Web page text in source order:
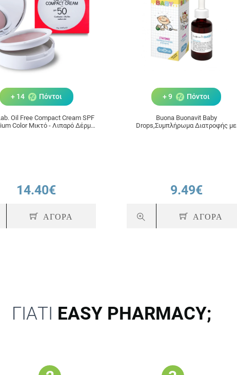
+ 14 Πόντοι
Oil Free Compact Cream SPF
Color Μικτό - Λιπαρό Δέρμα
14.40€
ΑΓΟΡΑ
+ 9 Πόντοι
Buona Buonavit Baby
Drops,Συμπλήρωμα Διατροφής με
9.49€
ΑΓΟΡΑ
ΓΙΑΤΙ EASY PHARMACY;